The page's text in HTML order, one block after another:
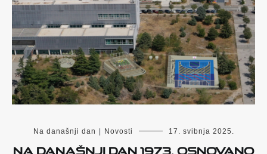
Na današnji dan | Novosti 17. svibnja 2025.
Na današnji dan 1973. osnovano